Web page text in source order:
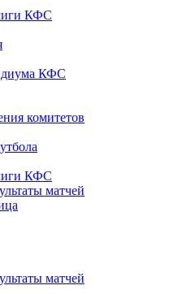
КФС
КФС
комитетов
КФС
матчей
матчей